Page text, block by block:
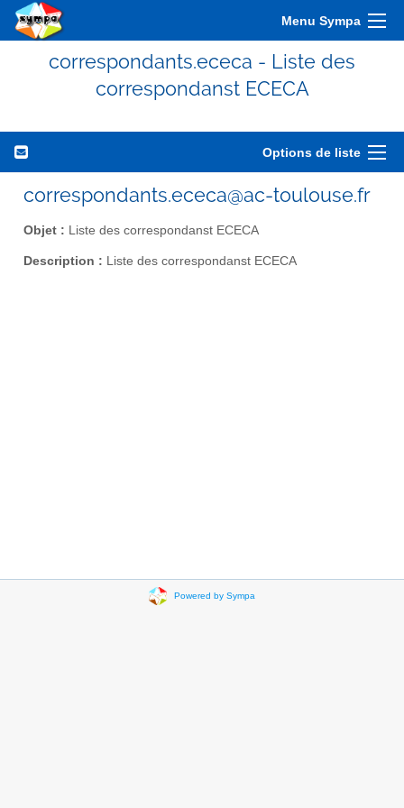
Menu Sympa
correspondants.ececa - Liste des
correspondanst ECECA
Options de liste
correspondants.ececa@ac-toulouse.fr
Objet : Liste des correspondanst ECECA
Description : Liste des correspondanst ECECA
Powered by Sympa